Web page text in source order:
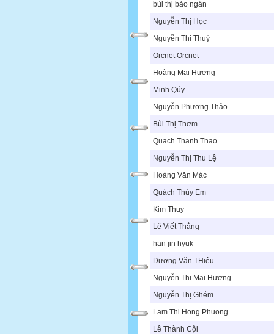
bùi thị bảo ngân
Nguyễn Thị Học
Nguyễn Thị Thuỳ
Orcnet Orcnet
Hoàng Mai Hương
Minh Qúy
Nguyễn Phương Thảo
Bùi Thị Thơm
Quach Thanh Thao
Nguyễn Thị Thu Lệ
Hoàng Văn Mác
Quách Thúy Em
Kim Thuy
Lê Viết Thắng
han jin hyuk
Dương Văn THiệu
Nguyễn Thị Mai Hương
Nguyễn Thị Ghém
Lam Thi Hong Phuong
Lê Thành Cội